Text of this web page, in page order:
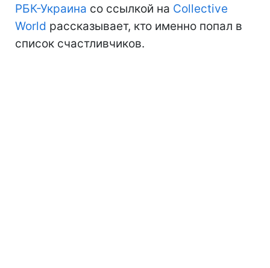
РБК-Украина со ссылкой на Collective
World рассказывает, кто именно попал в
список счастливчиков.